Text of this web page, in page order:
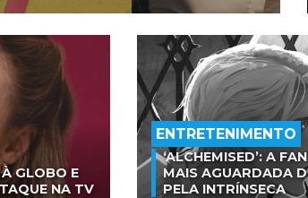
GLOBO E
NA TV
ENTRETENIMENTO
‘ALCHEMISED’: A
MAIS AGUARDADA
PELA INTRÍNSECA